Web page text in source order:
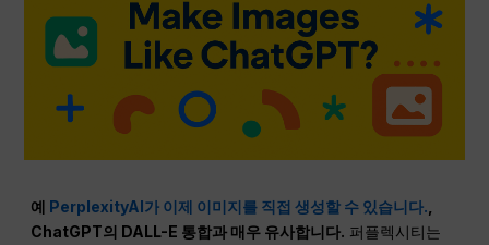
예 PerplexityAI가 이제 이미지를 직접 생성할 수 있습니다.
ChatGPT의 DALL-E 통합과 매우 유사합니다. 퍼플렉시티는